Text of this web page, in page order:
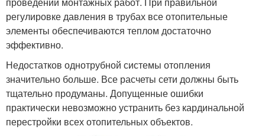
регулировке давления в трубах все отопительные
элементы обеспечиваются теплом достаточно
эффективно.
Недостатков однотрубной системы отопления
значительно больше. Все расчеты сети должны быть
тщательно продуманы. Допущенные ошибки
практически невозможно устранить без кардинальной
перестройки всех отопительных объектов.